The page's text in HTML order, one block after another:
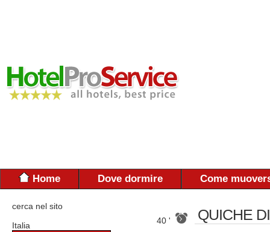
Home Dove dormire Come
cerca nel sito
Italia
40 ' QUICHE